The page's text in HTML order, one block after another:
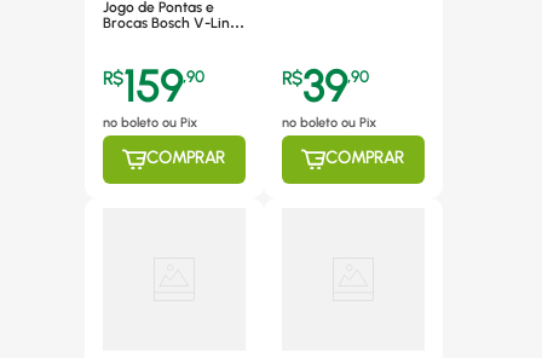
Jogo de Pontas e
Brocas Bosch V-Line
R$159,90
no boleto ou Pix
COMPRAR
R$39,90
no boleto ou Pix
COMPRAR